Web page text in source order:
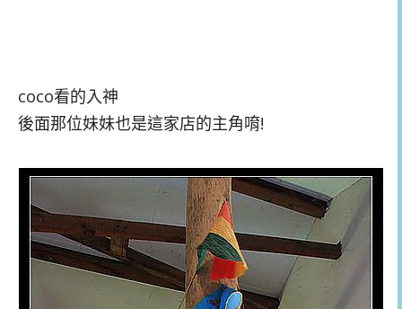
coco看的入神
後面那位妹妹也是這家店的主角唷!